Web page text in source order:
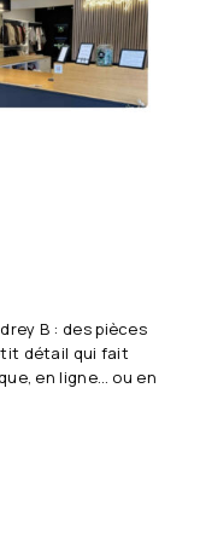
B : des pièces
détail qui fait
en ligne… ou en